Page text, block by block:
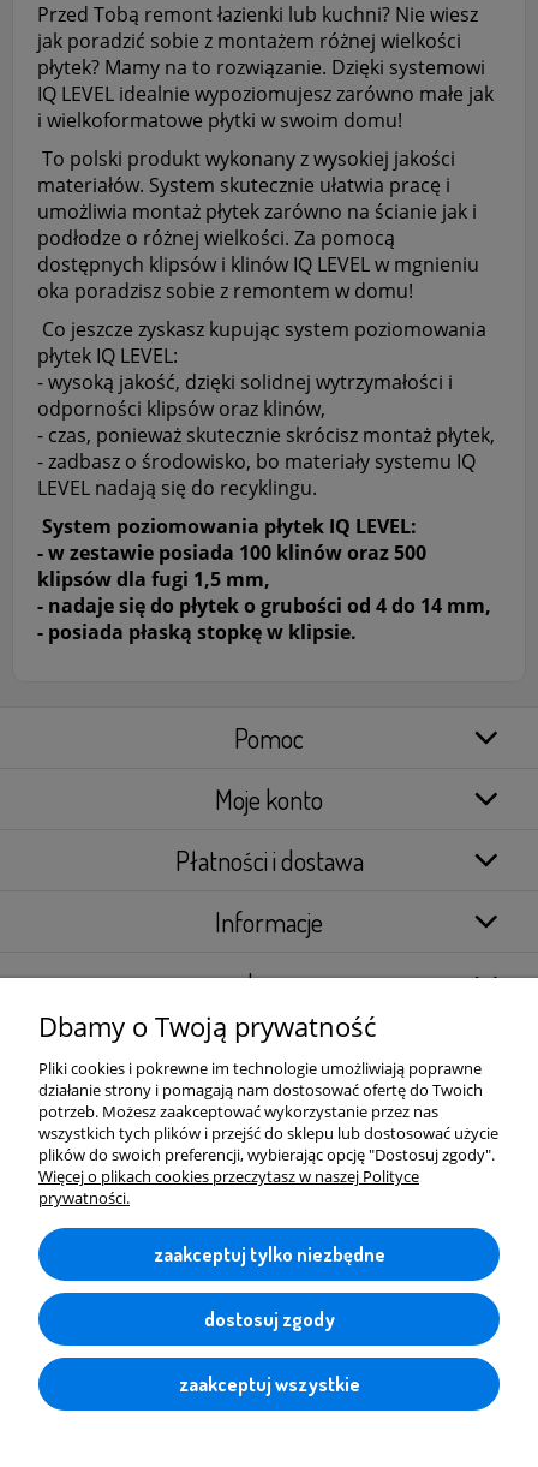
Przed Tobą remont łazienki lub kuchni? Nie wiesz
jak poradzić sobie z montażem różnej wielkości
płytek? Mamy na to rozwiązanie. Dzięki systemowi
IQ LEVEL idealnie wypoziomujesz zarówno małe jak
i wielkoformatowe płytki w swoim domu!
To polski produkt wykonany z wysokiej jakości
materiałów. System skutecznie ułatwia pracę i
umożliwia montaż płytek zarówno na ścianie jak i
podłodze o różnej wielkości. Za pomocą
dostępnych klipsów i klinów IQ LEVEL w mgnieniu
oka poradzisz sobie z remontem w domu!
Co jeszcze zyskasz kupując system poziomowania
płytek IQ LEVEL:
- wysoką jakość, dzięki solidnej wytrzymałości i
odporności klipsów oraz klinów,
- czas, ponieważ skutecznie skrócisz montaż płytek,
- zadbasz o środowisko, bo materiały systemu IQ
LEVEL nadają się do recyklingu.
System poziomowania płytek IQ LEVEL:
- w zestawie posiada 100 klinów oraz 500
klipsów dla fugi 1,5 mm,
- nadaje się do płytek o grubości od 4 do 14 mm,
- posiada płaską stopkę w klipsie.
Pomoc
Moje konto
Płatności i dostawa
Informacje
Inne
ELGAN.PL SKLEP INTERNETOWY PIOTR
SUPERGANSystemy do poziomowania
płytek
ul. Konwaliowa 33
72-003 Dobra
NIP: 8513136944
mobil:+48 697 690 828
mail:
Dbamy o Twoją prywatność
Pliki cookies i pokrewne im technologie umożliwiają poprawne
działanie strony i pomagają nam dostosować ofertę do Twoich
potrzeb. Możesz zaakceptować wykorzystanie przez nas
wszystkich tych plików i przejść do sklepu lub dostosować użycie
plików do swoich preferencji, wybierając opcję "Dostosuj zgody".
Więcej o plikach cookies przeczytasz w naszej Polityce
prywatności.
zaakceptuj tylko niezbędne
dostosuj zgody
zaakceptuj wszystkie